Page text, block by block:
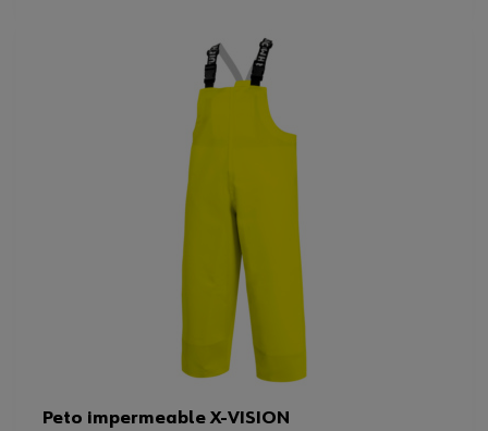
Peto impermeable X-VISION